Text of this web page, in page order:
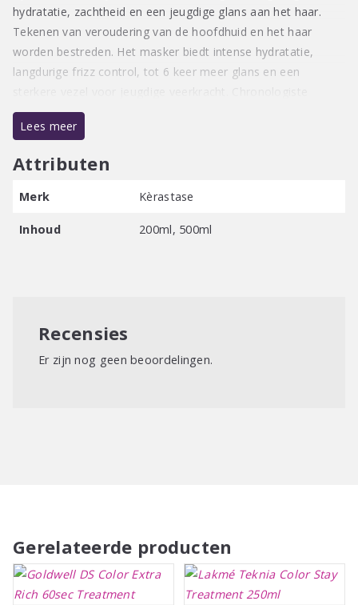
hydratatie, zachtheid en een jeugdige glans aan het haar.
Tekenen van veroudering van de hoofdhuid en het haar
worden bestreden. Het masker biedt intense hydratatie,
langdurige frizz control, tot 6 keer meer glans en een
Masque Intense Régénérant is een luxe zintuiglijke ervaring,
doordrenkt met de verslavende Chronologiste-geur van
Lees meer
Attributen
Merk Kèrastase
Inhoud 200ml, 500ml
Recensies
Er zijn nog geen beoordelingen.
Gerelateerde producten